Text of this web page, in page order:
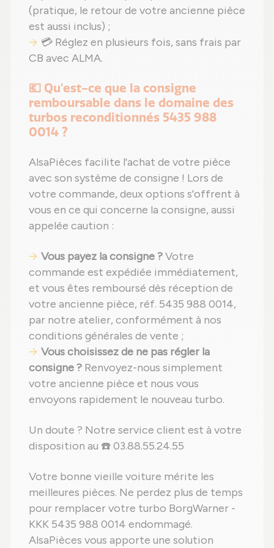
(pratique, le retour de votre ancienne pièce
est aussi inclus) ;
💳 Réglez en plusieurs fois, sans frais par
CB avec ALMA.
💶 Qu'est-ce que la consigne
remboursable dans le domaine des
turbos reconditionnés 5435 988
0014 ?
AlsaPièces facilite l'achat de votre pièce
avec son système de consigne ! Lors de
votre commande, deux options s'offrent à
vous en ce qui concerne la consigne, aussi
appelée caution :
Vous payez la consigne ?Votre
commande est expédiée immédiatement,
et vous êtes remboursé dès réception de
votre ancienne pièce, réf. 5435 988 0014,
par notre atelier, conformément à nos
conditions générales de vente ;
Vous choisissez de ne pas régler la
consigne ? Renvoyez-nous simplement
votre ancienne pièce et nous vous
envoyons rapidement le nouveau turbo.
Un doute ? Notre service client est à votre
disposition au ☎️ 03.88.55.24.55
Votre bonne vieille voiture mérite les
meilleures pièces. Ne perdez plus de temps
pour remplacer votre turbo BorgWarner -
KKK 5435 988 0014 endommagé.
AlsaPièces vous apporte une solution